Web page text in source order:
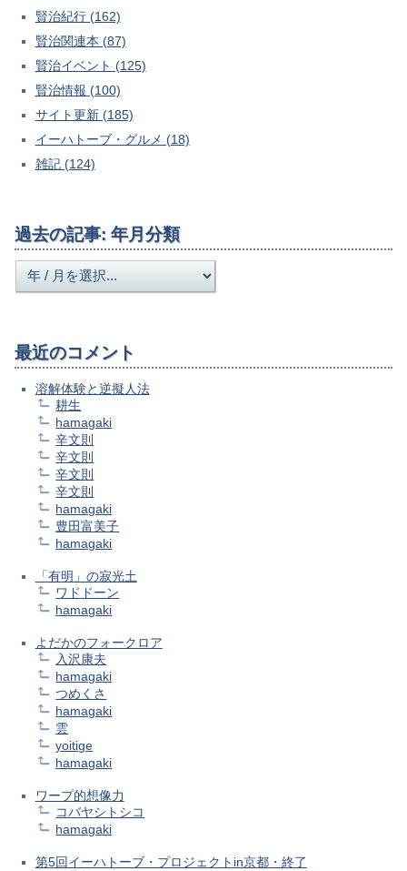
賢治紀行 (162)
賢治関連本 (87)
賢治イベント (125)
賢治情報 (100)
サイト更新 (185)
イーハトーブ・グルメ (18)
雑記 (124)
過去の記事: 年月分類
最近のコメント
溶解体験と逆擬人法
耕生
hamagaki
辛文則
辛文則
辛文則
辛文則
hamagaki
豊田富美子
hamagaki
「有明」の寂光土
ワドドーン
hamagaki
よだかのフォークロア
入沢康夫
hamagaki
つめくさ
hamagaki
雲
yoitige
hamagaki
ワープ的想像力
コバヤシトシコ
hamagaki
第5回イーハトーブ・プロジェクトin京都・終了